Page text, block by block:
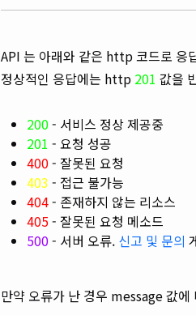
API 는 아래와 같은 http 코드로 응
정상적인 응답에는 http 201 값을
200- 서비스 정상 제공중
201 - 요청 성공
400- 잘못된 요청
403 - 접근 불가능
404- 존재하지 않는 리소스
405- 잘못된 요청 메소드
500- 서버 오류. 신고 및 문의
만약 오류가 난 경우 message 값